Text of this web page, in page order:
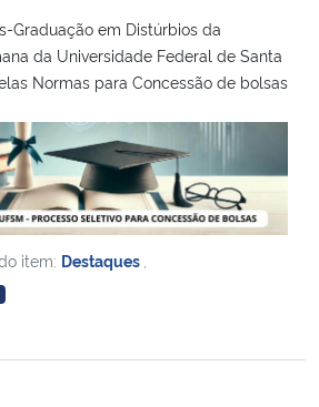
Graduação em Distúrbios da
da Universidade Federal de Santa
Normas para Concessão de bolsas
item: Destaques